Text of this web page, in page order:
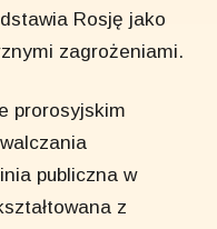
Rosję jako
zagrożeniami.
prorosyjskim
publiczna w
z